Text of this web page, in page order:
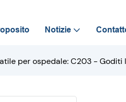
Notizie
per ospedale: C203 -